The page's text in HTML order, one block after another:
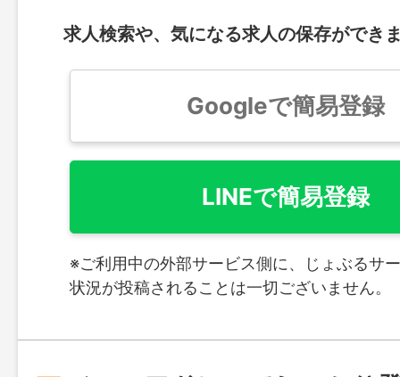
求人検索や、気になる求人の保存ができ
Googleで簡易登録
LINEで簡易登録
※ご利用中の外部サービス側に、じょぶるサ
状況が投稿されることは一切ございません。